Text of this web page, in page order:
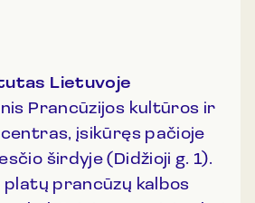
Lietuvoje
Prancūzijos kultūros ir
įsikūręs pačioje
širdyje (Didžioji g. 1).
prancūzų kalbos